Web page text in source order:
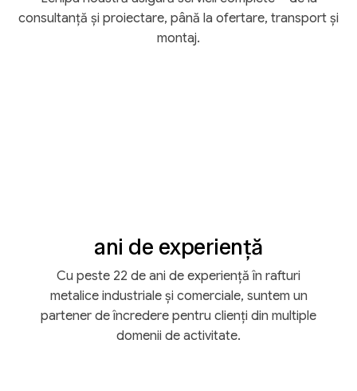
consultanță și proiectare, până la ofertare, transport și
montaj.
ani de experiență
Cu peste 22 de ani de experiență în rafturi
metalice industriale și comerciale, suntem un
partener de încredere pentru clienți din multiple
domenii de activitate.